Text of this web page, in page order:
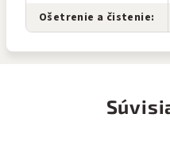
Ošetrenie a čistenie: